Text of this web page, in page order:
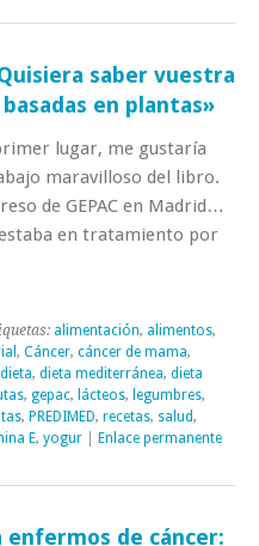
saber vuestra
en plantas»
lugar, me gustaría
maravilloso del libro.
de GEPAC en Madrid…
en tratamiento por
alimentación, alimentos,
, Cáncer, cáncer de mama,
dieta, dieta mediterránea, dieta
, gepac, lácteos, legumbres,
, PREDIMED, recetas, salud,
E, yogur Enlace permanente
enfermos de cáncer: